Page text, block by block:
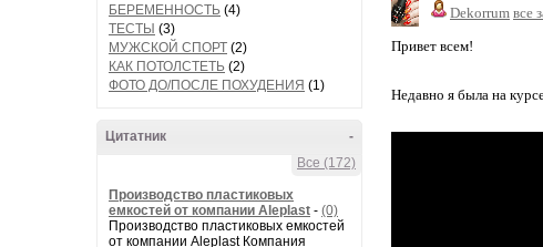
БЕРЕМЕННОСТЬ (4)
ТЕСТЫ (3)
МУЖСКОЙ СПОРТ (2)
КАК ПОТОЛСТЕТЬ (2)
ФОТО ДО/ПОСЛЕ ПОХУДЕНИЯ (1)
-
Цитатник
Все (172)
Производство пластиковых
емкостей от компании Aleplast - (0)
Производство пластиковых емкостей
от компании Aleplast Компания
Dekorrum все
Привет всем!
Недавно я была на